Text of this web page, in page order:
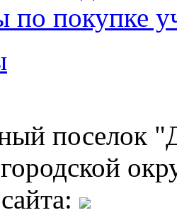
по покупке
поселок